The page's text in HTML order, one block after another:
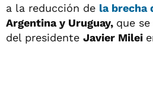
a la reducción de la brecha
Argentina y Uruguay, que
del presidente Javier Milei